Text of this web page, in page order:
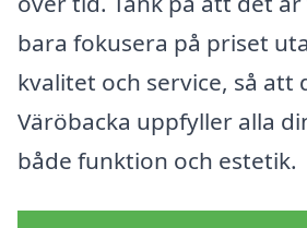
bara fokusera på priset
kvalitet och service, så att
Väröbacka uppfyller alla
både funktion och estetik.